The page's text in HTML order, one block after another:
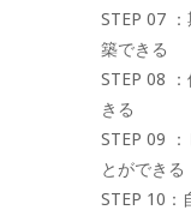
STEP 07
築できる
STEP 08
きる
STEP 09
とができる
STEP 10：